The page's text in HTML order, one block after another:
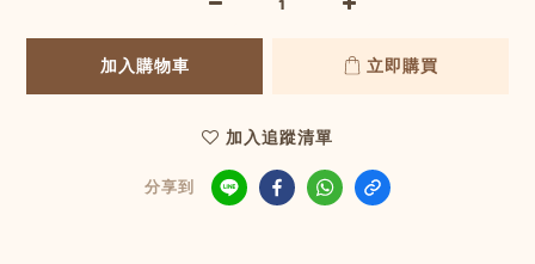
加入購物車 立即購買
加入追蹤清單
分享到